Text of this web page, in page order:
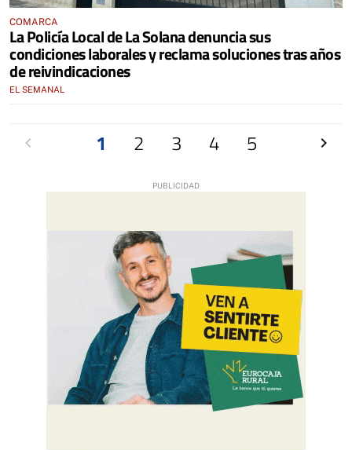
COMARCA
La Policía Local de La Solana denuncia sus
condiciones laborales y reclama soluciones tras años
de reivindicaciones
EL SEMANAL
1 2 3 4 5